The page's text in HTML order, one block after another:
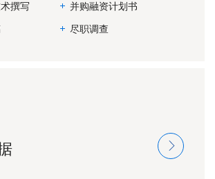
撰写 并购融资计划书
尽职调查